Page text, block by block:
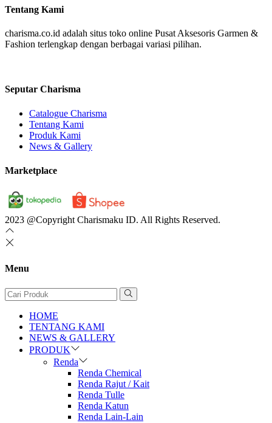
Tentang Kami
charisma.co.id adalah situs toko online Pusat Aksesoris Garmen &
Fashion terlengkap dengan berbagai variasi pilihan.
Seputar Charisma
Catalogue Charisma
Tentang Kami
Produk Kami
News & Gallery
Marketplace
2023 @Copyright Charismaku ID. All Rights Reserved.
Menu
HOME
TENTANG KAMI
NEWS & GALLERY
PRODUK
Renda
Renda Chemical
Renda Rajut / Kait
Renda Tulle
Renda Katun
Renda Lain-Lain